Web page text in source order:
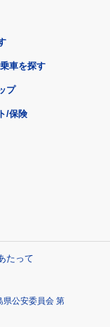
車を探す
プ
/保険
たって
県公安委員会 第